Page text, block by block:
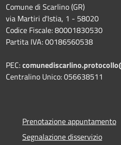
Comune di Scarlino (GR)
via Martiri d'Istia, 1 - 58020
Codice Fiscale: 80001830530
Partita IVA: 00186560538
PEC:
Centralino Unico: 056638511
Prenotazione appuntamento
Segnalazione disservizio